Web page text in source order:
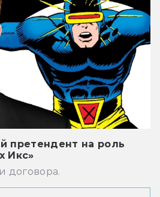
претендент на роль
Икс»
договора.